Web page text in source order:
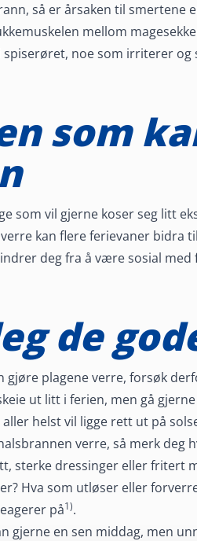
så er årsaken til
mellom
noe som irriterer og
som
som vil gjerne koser seg litt
kan flere ferievaner bidra
deg fra å være sosial
de
gjøre plagene verre, forsøk
ut litt i ferien, men gå
helst vil ligge rett ut på
verre, så merk
sterke dressinger eller fritert
Hva som utløser eller
på1).
gjerne en sen middag, men